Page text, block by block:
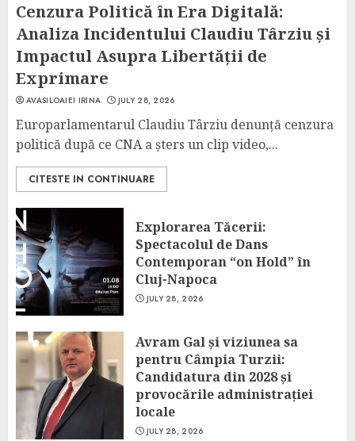
Cenzura Politică în Era Digitală:
Analiza Incidentului Claudiu Târziu și
Impactul Asupra Libertății de
Exprimare
AVASILOAIEI IRINA JULY 28, 2026
Europarlamentarul Claudiu Târziu denunță cenzura
politică după ce CNA a șters un clip video,...
CITESTE IN CONTINUARE
Explorarea Tăcerii:
Spectacolul de Dans
Contemporan “on Hold” în
Cluj-Napoca
JULY 28, 2026
Avram Gal și viziunea sa
pentru Câmpia Turzii:
Candidatura din 2028 și
provocările administrației
locale
JULY 28, 2026